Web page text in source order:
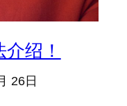
绍！
26日